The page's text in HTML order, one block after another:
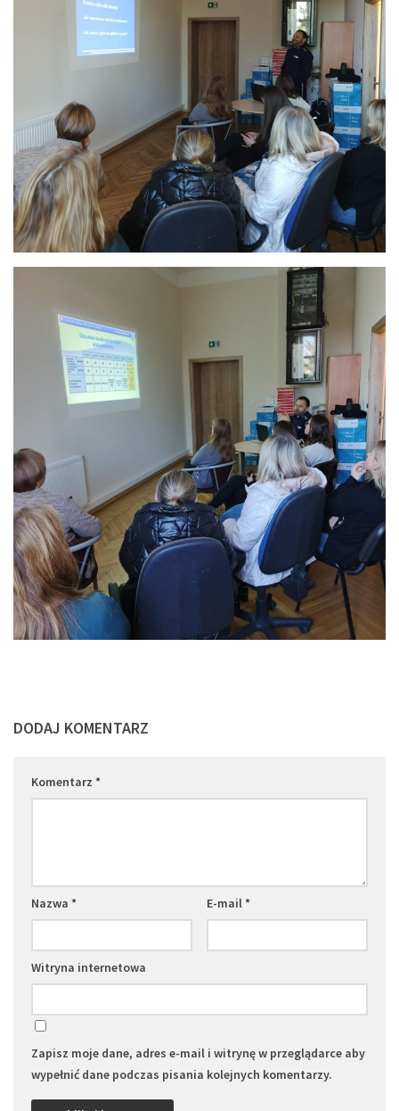
DODAJ KOMENTARZ
Komentarz *
Nazwa * E-mail*
Witryna internetowa
Zapisz moje dane, adres e-mail i witrynę w przeglądarce aby
wypełnić dane podczas pisania kolejnych komentarzy.